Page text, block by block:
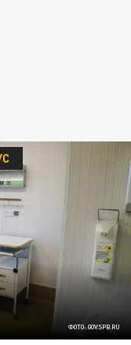
ФОТО: GOV.SPB.RU